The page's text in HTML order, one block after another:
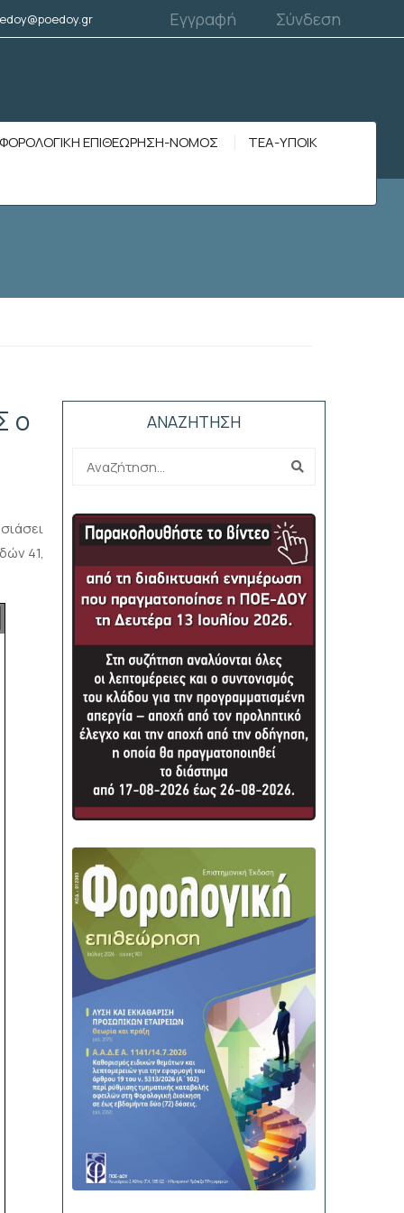
Εγγραφή Σύνδεση
ΦΟΡΟΛΟΓΙΚΗ ΕΠΙΘΕΩΡΗΣΗ-ΝΟΜΟΣ ΤΕΑ-ΥΠΟΙΚ
ο
41,
ΑΝΑΖΗΤΗΣΗ